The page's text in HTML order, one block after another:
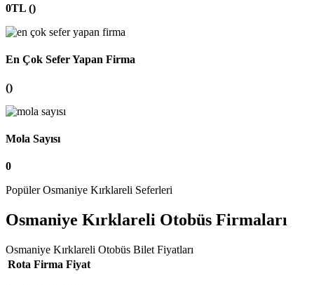
0TL ()
En Çok Sefer Yapan Firma
()
Mola Sayısı
0
Popüler Osmaniye Kırklareli Seferleri
Osmaniye Kırklareli Otobüs Firmaları
Osmaniye Kırklareli Otobüs Bilet Fiyatları
Rota Firma Fiyat